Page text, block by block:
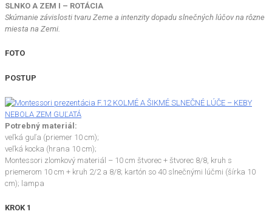
SLNKO A ZEM I – ROTÁCIA
Skúmanie závislosti tvaru Zeme a intenzity dopadu slnečných lúčov na rôzne
miesta na Zemi.
FOTO
POSTUP
Potrebný materiál:
veľká guľa (priemer 10 cm);
veľká kocka (hrana 10 cm);
Montessori zlomkový materiál – 10 cm štvorec + štvorec 8/8, kruh s
priemerom 10 cm + kruh 2/2 a 8/8; kartón so 40 slnečnými lúčmi (šírka 10
cm); lampa
KROK 1